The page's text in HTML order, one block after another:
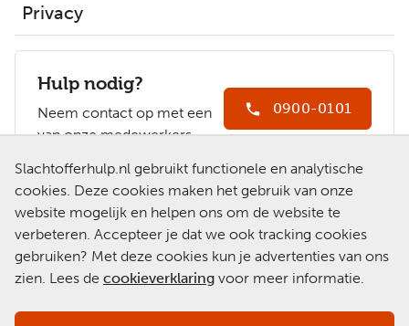
Slachtofferhulp.nl gebruikt functionele en analytische
cookies. Deze cookies maken het gebruik van onze
website mogelijk en helpen ons om de website te
verbeteren. Accepteer je dat we ook tracking cookies
gebruiken? Met deze cookies kun je advertenties van ons
zien. Lees de cookieverklaring voor meer informatie.
Privacy
Hulp nodig?
Neem contact op met een
van onze medewerkers.
0900-0101
Slachtofferhulp.nl
Chat met een
medewerker